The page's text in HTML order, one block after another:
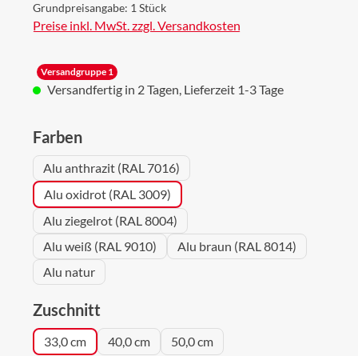
Grundpreisangabe: 1 Stück
Preise inkl. MwSt. zzgl. Versandkosten
Versandgruppe 1
Versandfertig in 2 Tagen, Lieferzeit 1-3 Tage
Farbenauswählen
Alu anthrazit (RAL 7016)
Alu oxidrot (RAL 3009)
Alu ziegelrot (RAL 8004)
Alu weiß (RAL 9010)
Alu braun (RAL 8014)
Alu natur
Zuschnitt
33,0 cm 40,0 cm 50,0 cm